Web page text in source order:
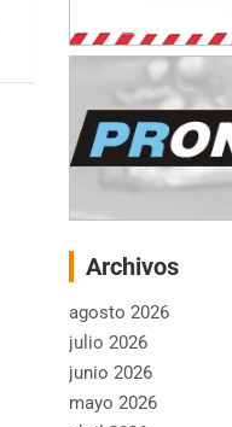
Archivos
agosto 2026
julio 2026
junio 2026
mayo 2026